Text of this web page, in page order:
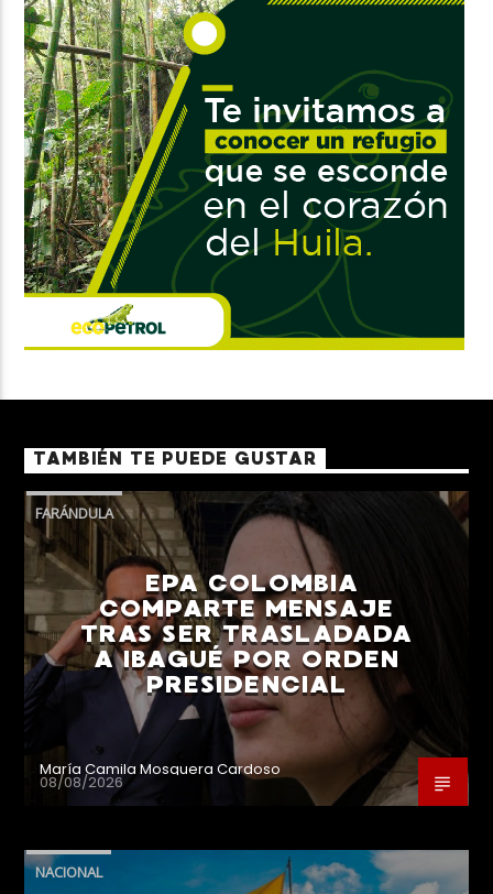
TAMBIÉN TE PUEDE GUSTAR
FARÁNDULA
EPA COLOMBIA
COMPARTE MENSAJE
TRAS SER TRASLADADA
A IBAGUÉ POR ORDEN
PRESIDENCIAL
María Camila Mosquera Cardoso
08/08/2026
NACIONAL